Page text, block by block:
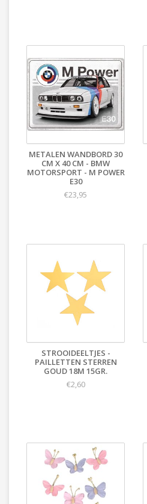
METALEN WANDBORD 30
CM X 40 CM - BMW
MOTORSPORT - M POWER
E30
€23,95
STROOIDEELTJES -
PAILLETTEN STERREN
GOUD 18M 15GR.
€2,60